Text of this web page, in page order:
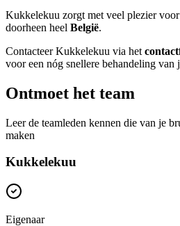
Kukkelekuu zorgt met veel plezier
doorheen heel België.
Contacteer Kukkelekuu via het
voor een nóg snellere behandeling van
Ontmoet het team
Leer de teamleden kennen die van je
maken
Kukkelekuu
Eigenaar